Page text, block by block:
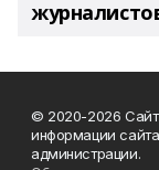
© 2020-2026 Сайт
информации
администрации.